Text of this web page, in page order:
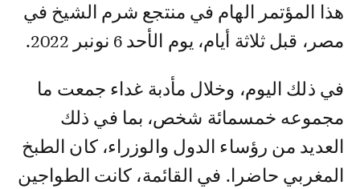
هذا المؤتمر الهام في منتجع شرم الشيخ في
مصر، قبل ثلاثة أيام، يوم الأحد 6 نونبر 2022.
في ذلك اليوم، وخلال مأدبة غداء جمعت ما
مجموعه خمسمائة شخص، بما في ذلك
العديد من رؤساء الدول والوزراء، كان الطبخ
المغربي حاضرا. في القائمة، كانت الطواجين